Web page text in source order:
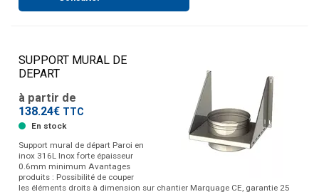
SUPPORT MURAL DE
DEPART
à partir de
138.24€ TTC
En stock
Support mural de départ Paroi en
inox 316L Inox forte épaisseur
0.6mm minimum Avantages
produits : Possibilité de couper
les éléments droits à dimension sur chantier Marquage CE, garantie 25